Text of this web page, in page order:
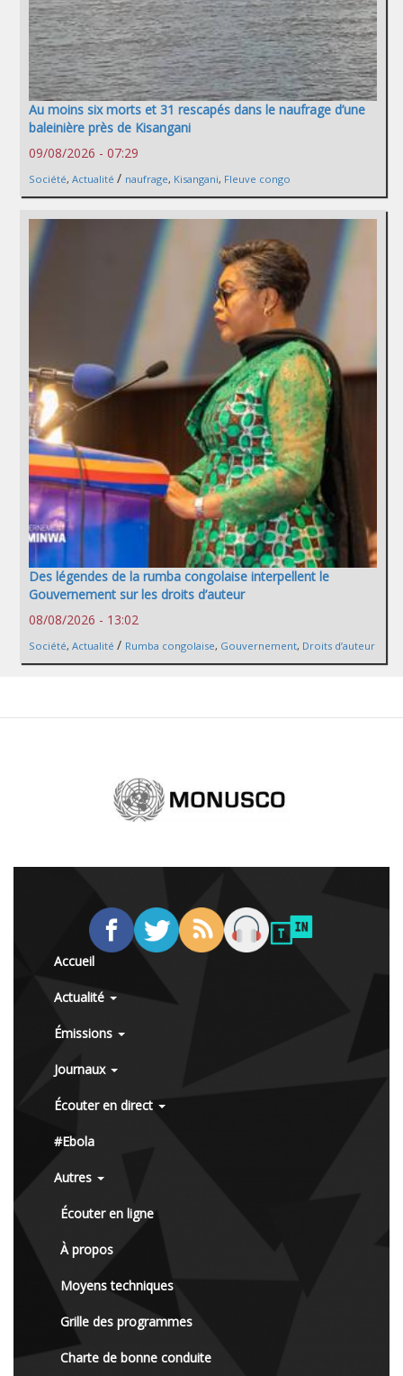
Au moins six morts et 31 rescapés dans le naufrage d’une
baleinière près de Kisangani
09/08/2026 - 07:29
Société, Actualité / naufrage, Kisangani, Fleuve congo
Des légendes de la rumba congolaise interpellent le
Gouvernement sur les droits d’auteur
08/08/2026 - 13:02
Société, Actualité / Rumba congolaise, Gouvernement, Droits d’auteur
Accueil
Actualité
Émissions
Journaux
Écouter en direct
#Ebola
Autres
Écouter en ligne
À propos
Moyens techniques
Grille des programmes
Charte de bonne conduite